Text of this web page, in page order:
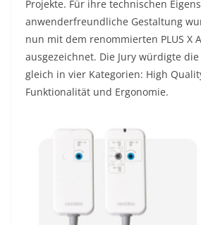
Projekte. Für ihre technischen
anwenderfreundliche Gestaltung
nun mit dem renommierten PLUS X
ausgezeichnet. Die Jury würdigte
gleich in vier Kategorien: High
Funktionalität und Ergonomie.